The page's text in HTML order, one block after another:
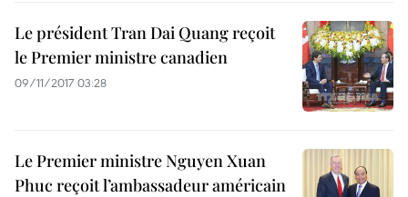
Le président Tran Dai Quang reçoit
le Premier ministre canadien
09/11/2017 03:28
Le Premier ministre Nguyen Xuan
Phuc reçoit l’ambassadeur américain